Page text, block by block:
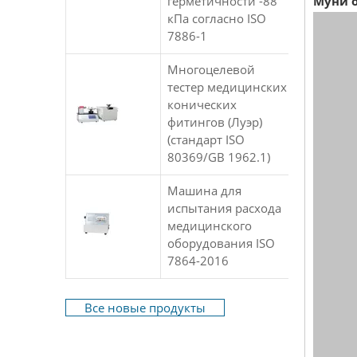
кПа согласно ISO
7886-1
Многоцелевой
тестер медицинских
конических
фитингов (Луэр)
(стандарт ISO
80369/GB 1962.1)
Машина для
испытания расхода
медицинского
оборудования ISO
7864-2016
Все новые продукты